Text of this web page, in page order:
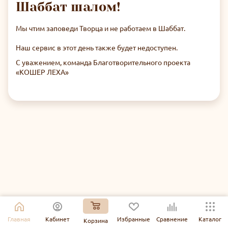
Шаббат шалом!
Мы чтим заповеди Творца и не работаем в Шаббат.
Наш сервис в этот день также будет недоступен.
С уважением, команда Благотворительного проекта
«КОШЕР ЛЕХА»
Главная Кабинет Корзина Избранные Сравнение Каталог